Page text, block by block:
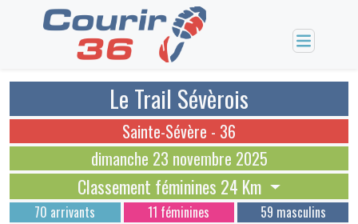
Le Trail Sévèrois
dimanche 23 novembre 2025
Sainte-Sévère - 36
Classement féminines 24 Km
70 arrivants 11 féminines 59 masculins